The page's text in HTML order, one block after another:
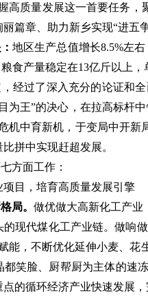
高质量发展这一首要任务
篇章、助力新乡实现“进五
： 地区生产总值增长8.5%左右
食产量稳定在13亿斤以上
，经过了深入充分的论证和
为王”的决心，在拉高标杆
机中育新机，于变局中开
拼中实现赶超发展。
方面工作：
项目，培育高质量发展引擎
局。 做优做大高新化工产业
的现代煤化工产业链。做响
能， 不断优化延伸小麦、花
都笑脸、厨帮厨为主体的速
的循环经济产业快速发展，